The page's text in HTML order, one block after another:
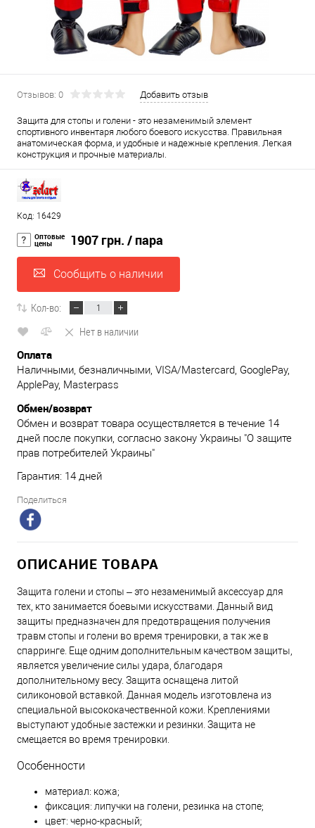
Отзывов: 0 Добавить отзыв
Защита для стопы и голени - это незаменимый элемент
спортивного инвентаря любого боевого искусства. Правильная
анатомическая форма, и удобные и надежные крепления. Легкая
конструкция и прочные материалы.
Код: 16429
Оптовые
цены 1907 грн. / пара
Сообщить о наличии
Кол-во:
Нет в наличии
Оплата
Наличными, безналичными, VISA/Mastercard, GooglePay,
ApplePay, Masterpass
Обмен/возврат
Обмен и возврат товара осуществляется в течение 14
дней после покупки, согласно закону Украины "О защите
прав потребителей Украины"
Гарантия: 14 дней
Поделиться
ОПИСАНИЕ ТОВАРА
Защита голени и стопы – это незаменимый аксессуар для
тех, кто занимается боевыми искусствами. Данный вид
защиты предназначен для предотвращения получения
травм стопы и голени во время тренировки, а так же в
спарринге. Еще одним дополнительным качеством защиты,
является увеличение силы удара, благодаря
дополнительному весу. Защита оснащена литой
силиконовой вставкой. Данная модель изготовлена из
специальной высококачественной кожи. Креплениями
выступают удобные застежки и резинки. Защита не
смещается во время тренировки.
Особенности
материал: кожа;
фиксация: липучки на голени, резинка на стопе;
цвет: черно-красный;